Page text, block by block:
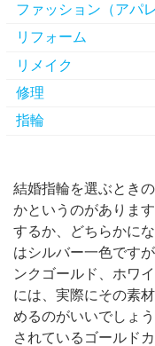
ファッション（アパ
リフォーム
リメイク
修理
指輪
結婚指輪を選ぶとき
かというのがあります
するか、どちらかに
はシルバー一色です
ンクゴールド、ホワ
には、実際にその素
めるのがいいでしょ
されているゴールド